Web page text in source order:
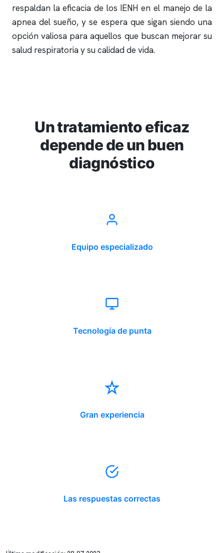
respaldan la eficacia de los IENH en el manejo de la
apnea del sueño, y se espera que sigan siendo una
opción valiosa para aquellos que buscan mejorar su
salud respiratoria y su calidad de vida.
Un tratamiento eficaz
depende de un buen
diagnóstico
Equipo especializado
Tecnología de punta
Gran experiencia
Las respuestas correctas